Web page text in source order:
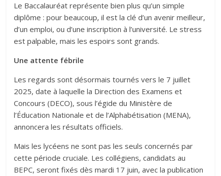
Le Baccalauréat représente bien plus qu’un simple
diplôme : pour beaucoup, il est la clé d’un avenir meilleur,
d’un emploi, ou d’une inscription à l’université. Le stress
est palpable, mais les espoirs sont grands.
Une attente fébrile
Les regards sont désormais tournés vers le 7 juillet
2025, date à laquelle la Direction des Examens et
Concours (DECO), sous l’égide du Ministère de
l’Éducation Nationale et de l’Alphabétisation (MENA),
annoncera les résultats officiels.
Mais les lycéens ne sont pas les seuls concernés par
cette période cruciale. Les collégiens, candidats au
BEPC, seront fixés dès mardi 17 juin, avec la publication